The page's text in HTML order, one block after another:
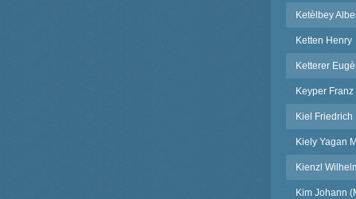
Ketèlbey
Ketten Henry
Ketterer
Keyper
Kiel Friedrich
Kiely Yagan
Kienzl
Kim Johann